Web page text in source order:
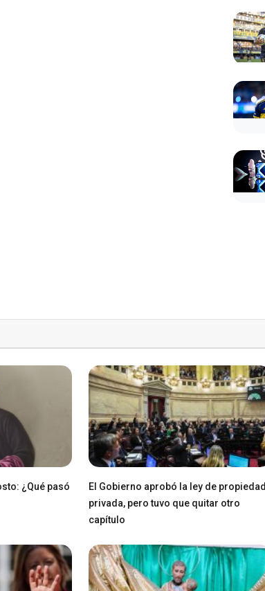
¿Qué pasó
El Gobierno aprobó la ley de propiedad
privada, pero tuvo que quitar otro
capítulo